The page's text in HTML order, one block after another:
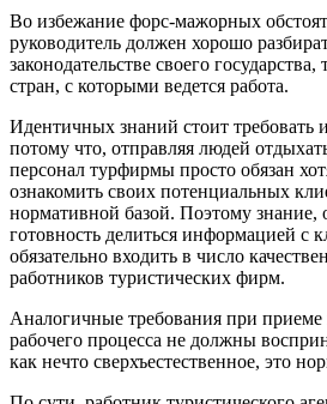
Во избежание форс-мажорных
руководитель должен хорошо
законодательстве своего
стран, с которыми ведется работа.
Идентичных знаний стоит требовать
потому что, отправляя людей
персонал турфирмы просто обязан
ознакомить своих потенциальных
нормативной базой. Поэтому знание,
готовность делиться информацией с
обязательно входить в число
работников туристических фирм.
Аналогичные требования при приеме
рабочего процесса не должны
как нечто сверхъестественное, это